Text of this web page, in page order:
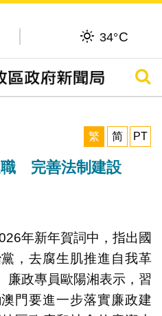
34°C
搜尋
繁
简 PT
職 完善法制建設
年新年賀詞中，指出國
，去腐生肌推進自我革
廉政專員歐陽湘表示，習
門要進一步落實廉政建